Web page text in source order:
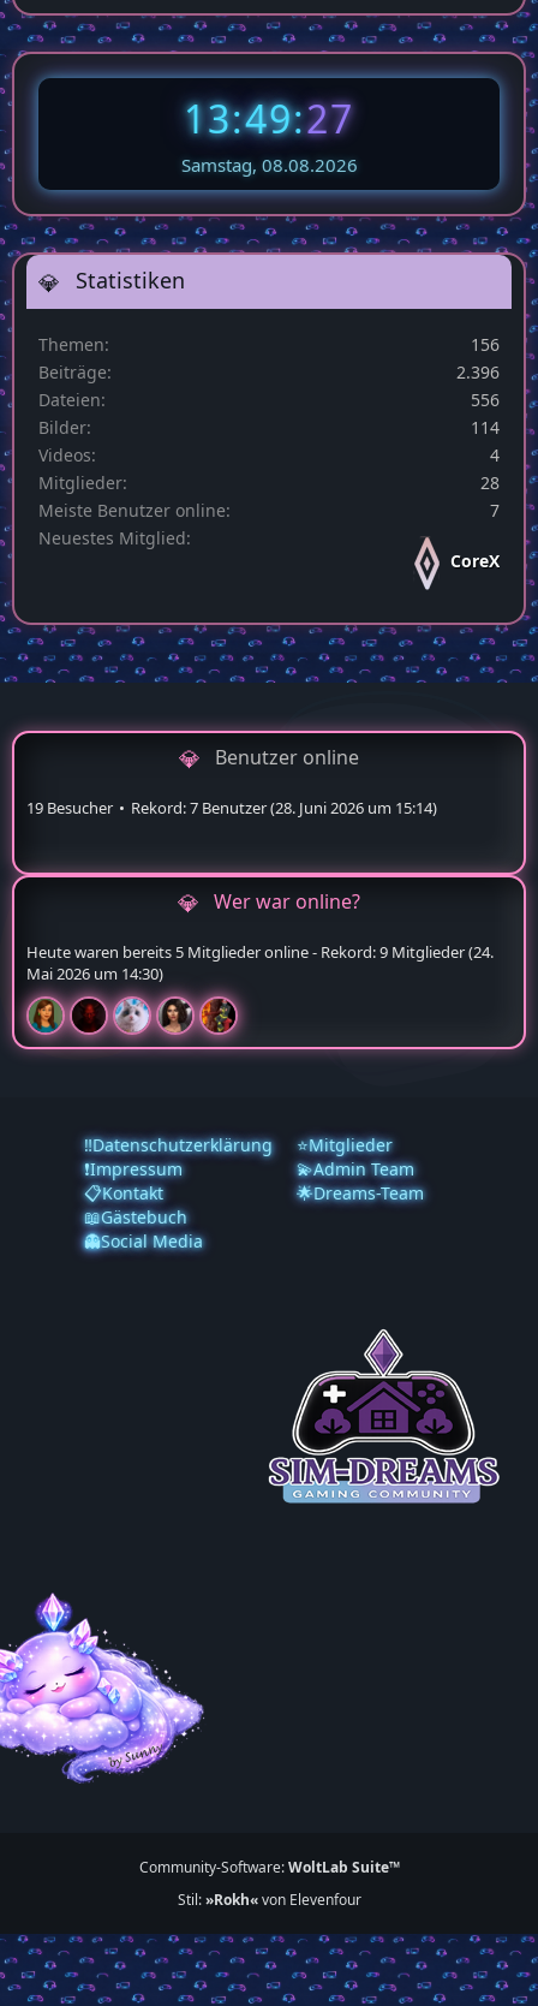
13:49:27
Samstag, 08.08.2026
Statistiken
Themen
156
Beiträge
2.396
Dateien
556
Bilder
114
Videos
4
Mitglieder
28
Meiste Benutzer online
7
Neuestes Mitglied
CoreX
Benutzer online
19 Besucher Rekord: 7 Benutzer (28. Juni 2026 um 15:14)
Wer war online?
Heute waren bereits 5 Mitglieder online - Rekord: 9 Mitglieder (24.
Mai 2026 um 14:30)
‼️Datenschutzerklärung
❗️Impressum
📋Kontakt
📖Gästebuch
👻Social Media
⭐Mitglieder
💫Admin Team
🌟Dreams-Team
Community-Software:WoltLab Suite™
Stil:»Rokh«von Elevenfour